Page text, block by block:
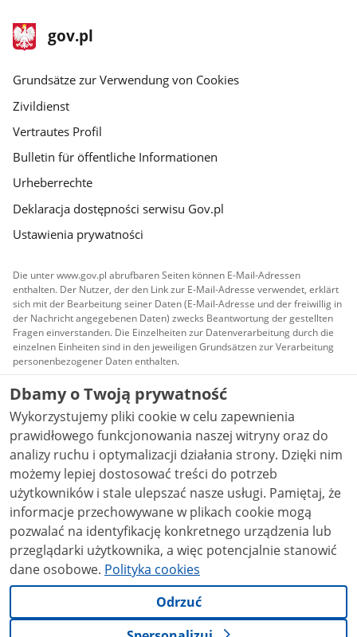
der
Galerie
Fußzeile
gov.pl
Hauptseite
gov.pl
Grundsätze zur Verwendung von Cookies
Zivildienst
Vertrautes Profil
Bulletin für öffentliche Informationen
Urheberrechte
Deklaracja dostępności serwisu Gov.pl
Ustawienia prywatności
Die unter www.gov.pl abrufbaren Seiten können E-Mail-Adressen
enthalten. Der Nutzer, der den Link zur E-Mail-Adresse verwendet, erklärt
sich mit der Bearbeitung seiner Daten (E-Mail-Adresse und der freiwillig in
der Nachricht angegebenen Daten) zwecks Beantwortung der gestellten
Fragen einverstanden. Die Einzelheiten zur Datenverarbeitung durch die
einzelnen Einheiten sind in den jeweiligen Grundsätzen zur Verarbeitung
personenbezogener Daten enthalten.
Alle auf dieser Website veröffentlichten Inhalte
werden unter der LizenzCreative Commons
Namensnennung 3.0 Polenzur Verfügung gestellt,
sofern nicht anders angegeben wurde.
Dbamy o Twoją prywatność
Wykorzystujemy pliki cookie w celu zapewnienia
prawidłowego funkcjonowania naszej witryny oraz do
analizy ruchu i optymalizacji działania strony. Dzięki nim
możemy lepiej dostosować treści do potrzeb
użytkowników i stale ulepszać nasze usługi. Pamiętaj, że
informacje przechowywane w plikach cookie mogą
pozwalać na identyfikację konkretnego urządzenia lub
przeglądarki użytkownika, a więc potencjalnie stanowić
dane osobowe. Polityka cookies
Odrzuć